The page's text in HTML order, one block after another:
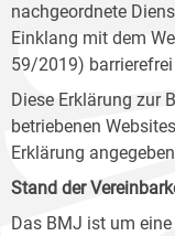
nachgeordnete
Einklang mit dem
59/2019)
Diese Erklärung zur
betriebenen
Erklärung
Stand der
Das BMJ ist um